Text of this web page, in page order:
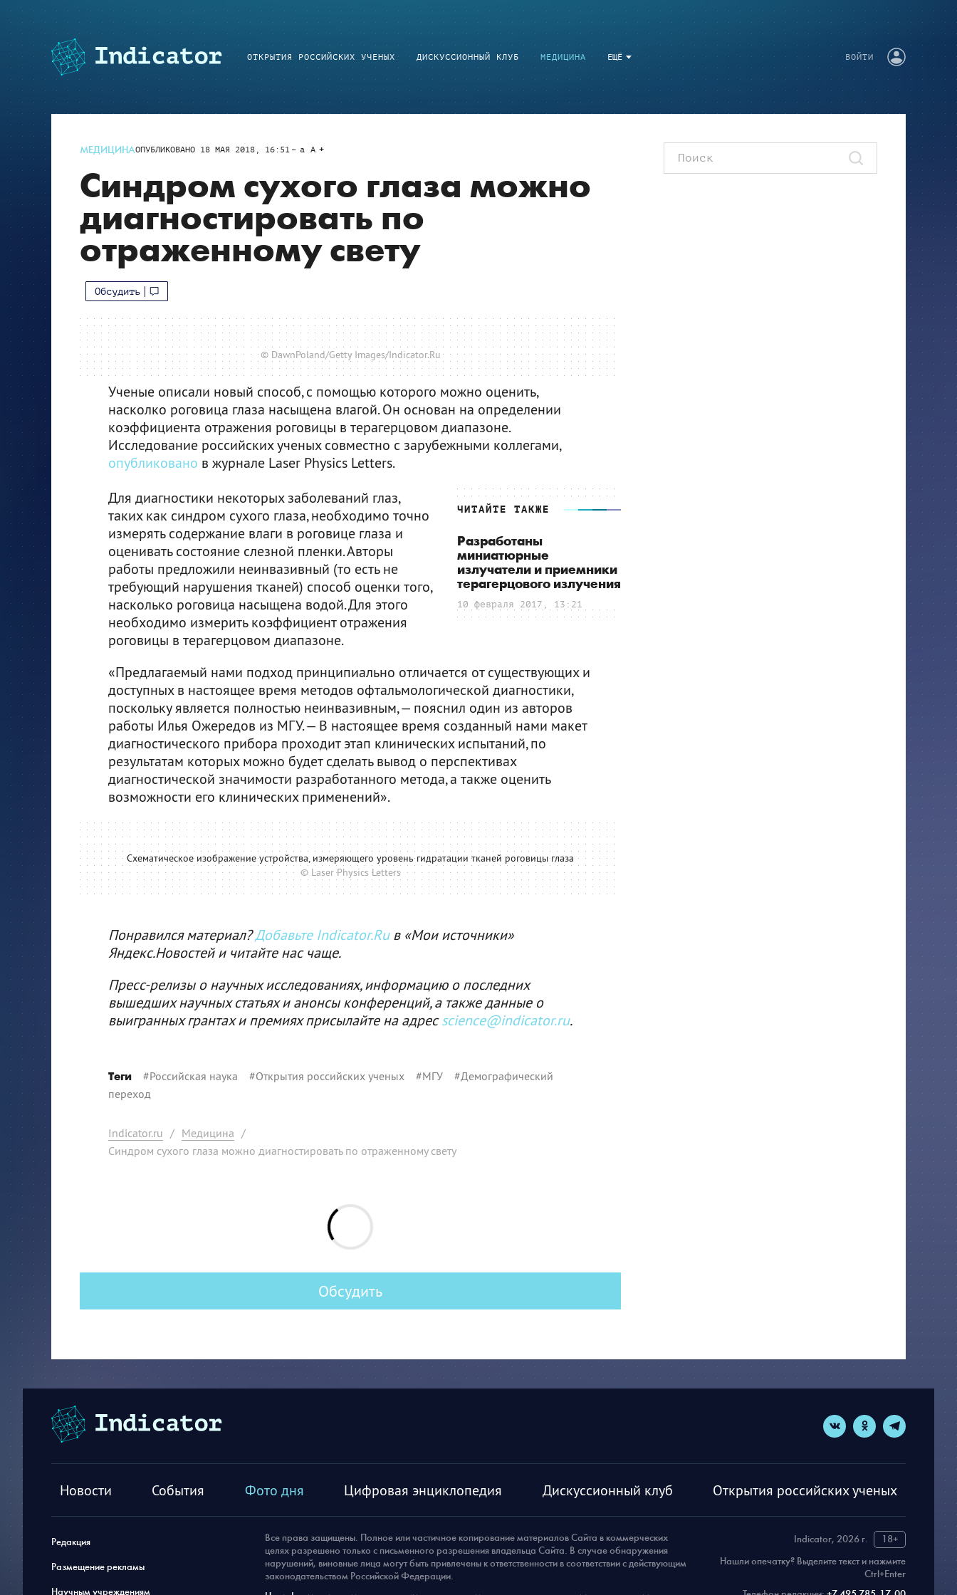
ЕЩЁ
ОТКРЫТИЯ РОССИЙСКИХ УЧЕНЫХ ДИСКУССИОННЫЙ КЛУБ МЕДИЦИНА ВОЙТИ
МЕДИЦИНАОПУБЛИКОВАНО 18 МАЯ 2018, 16:51 a A
Синдром сухого глаза можно
диагностировать по
отраженному свету
Обсудить
© DawnPoland/Getty Images/Indicator.Ru
Ученые описали новый способ, с помощью которого можно оценить,
насколко роговица глаза насыщена влагой. Он основан на определении
коэффициента отражения роговицы в терагерцовом диапазоне.
Исследование российских ученых совместно с зарубежными коллегами,
опубликовано в журнале Laser Physics Letters.
ЧИТАЙТЕ ТАКЖЕ
Разработаны
миниатюрные
излучатели и приемники
терагерцового излучения
10 февраля 2017, 13:21
Для диагностики некоторых заболеваний глаз,
таких как синдром сухого глаза, необходимо точно
измерять содержание влаги в роговице глаза и
оценивать состояние слезной пленки. Авторы
работы предложили неинвазивный (то есть не
требующий нарушения тканей) способ оценки того,
насколько роговица насыщена водой. Для этого
необходимо измерить коэффициент отражения
роговицы в терагерцовом диапазоне.
«Предлагаемый нами подход принципиально отличается от существующих и
доступных в настоящее время методов офтальмологической диагностики,
поскольку является полностью неинвазивным, — пояснил один из авторов
работы Илья Ожередов из МГУ. — В настоящее время созданный нами макет
диагностического прибора проходит этап клинических испытаний, по
результатам которых можно будет сделать вывод о перспективах
диагностической значимости разработанного метода, а также оценить
возможности его клинических применений».
Схематическое изображение устройства, измеряющего уровень гидратации тканей роговицы глаза
© Laser Physics Letters
Понравился материал?Добавьте Indicator.Ruв «Мои источники»
Яндекс.Новостей и читайте нас чаще.
Пресс-релизы о научных исследованиях, информацию о последних
вышедших научных статьях и анонсы конференций, а также данные о
выигранных грантах и премиях присылайте на адресscience@indicator.ru.
Теги #Российская наука #Открытия российских ученых #МГУ #Демографический
переход
Indicator.ru / Медицина /
Синдром сухого глаза можно диагностировать по отраженному свету
Обсудить
Новости События Фото дня Цифровая энциклопедия Дискуссионный клуб Открытия российских ученых
Редакция
Размещение рекламы
Научным учреждениям
Indicator, 2026 г.
18+
Нашли опечатку? Выделите текст и нажмите
Ctrl+Enter
Все права защищены. Полное или частичное копирование материалов Сайта в коммерческих
целях разрешено только с письменного разрешения владельца Сайта. В случае обнаружения
нарушений, виновные лица могут быть привлечены к ответственности в соответствии с действующим
законодательством Российской Федерации.